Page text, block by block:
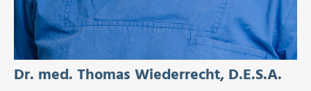
Dr. med. Thomas Wiederrecht, D.E.S.A.